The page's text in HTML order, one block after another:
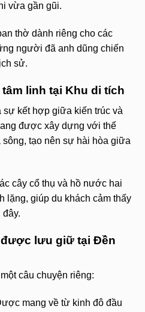
vừa gần gũi.
thờ dành riêng cho các
người đã anh dũng chiến
sử.
linh tại Khu di tích
kết hợp giữa kiến trúc và
được xây dựng với thế
tạo nên sự hài hòa giữa
cây cổ thụ và hồ nước hai
lặng, giúp du khách cảm thấy
đây.
lưu giữ tại Đền
câu chuyện riêng:
mang về từ kinh đô đầu